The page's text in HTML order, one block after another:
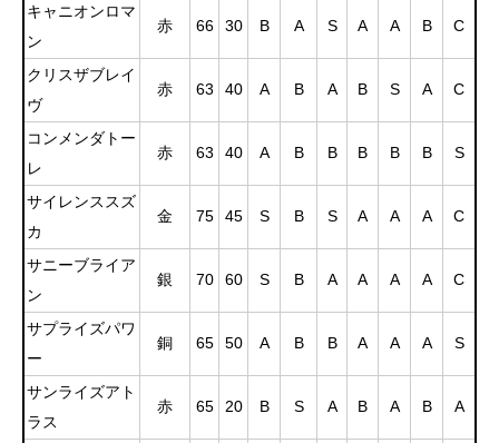
キャニオンロマ
ン
赤 66 30 B A S A A B C
クリスザブレイ
ヴ
赤 63 40 A B A B S A C
コンメンダトー
レ
赤 63 40 A B B B B B S
サイレンススズ
カ
金 75 45 S B S A A A C
サニーブライア
ン
銀 70 60 S B A A A A C
サプライズパワ
ー
銅 65 50 A B B A A A S
サンライズアト
ラス
赤 65 20 B S A B A B A